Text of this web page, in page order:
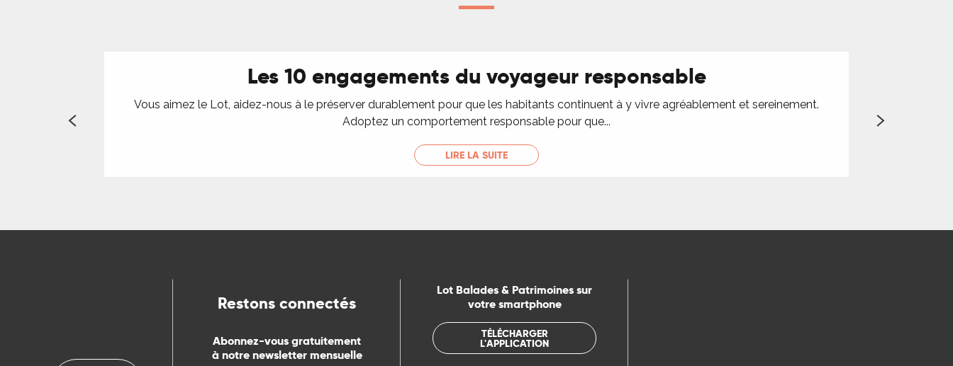
Les 10 engagements du voyageur responsable
Vous aimez le Lot, aidez-nous à le préserver durablement pour que les habitants continuent à y vivre agréablement et sereinement.
Adoptez un comportement responsable pour que...
LIRE LA SUITE
Restons connectés
Abonnez-vous gratuitement
à notre newsletter mensuelle
Lot Balades & Patrimoines sur
votre smartphone
TÉLÉCHARGER
L'APPLICATION